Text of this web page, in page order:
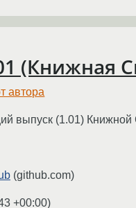
(Книжная
автора
выпуск (1.01)
(github.com)
+00:00)